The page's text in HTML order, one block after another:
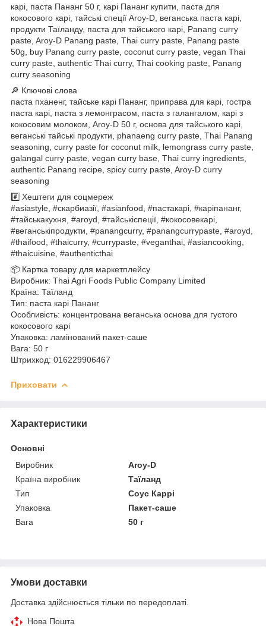
карі, паста Пананг 50 г, карі Пананг купити, паста для
кокосового карі, тайські спеції Aroy-D, веганська паста карі,
продукти Таїланду, паста для тайського карі, Panang curry
paste, Aroy-D Panang paste, Thai curry paste, Panang paste
50g, buy Panang curry paste, coconut curry paste, vegan Thai
curry paste, authentic Thai curry, Thai cooking paste, Panang
curry seasoning
🔎 Ключові слова
паста пханенг, тайське карі Пананг, приправа для карі, гостра
паста карі, паста з лемонграсом, паста з галангалом, карі з
кокосовим молоком, Aroy-D 50 г, основа для тайського карі,
веганські тайські продукти, phanaeng curry paste, Thai Panang
seasoning, curry paste for coconut milk, lemongrass curry paste,
galangal curry paste, vegan curry base, Thai curry ingredients,
authentic Panang recipe, spicy curry paste, Aroy-D curry
seasoning
#️⃣ Хештеги для соцмереж
#asiastyle, #скарбиазії, #asianfood, #пастакарі, #каріпананг,
#тайськакухня, #aroyd, #тайськіспеції, #кокосовекарі,
#веганськіпродукти, #panangcurry, #panangcurrypaste, #aroyd,
#thaifood, #thaicurry, #currypaste, #veganthai, #asiancooking,
#thaicuisine, #authenticthai
📦 Картка товару для маркетплейсу
Виробник: Thai Agri Foods Public Company Limited
Країна: Таїланд
Тип: паста карі Пананг
Особливість: концентрована веганська основа для густого
кокосового карі
Упаковка: ламінований пакет-саше
Вага: 50 г
Штрихкод: 016229906467
Приховати
Характеристики
Основні
Виробник
Aroy-D
Країна виробник
Таїланд
Тип
Соус Каррі
Упаковка
Пакет-саше
Вага
50 г
Умови доставки
Доставка здійснюється тільки по передоплаті.
Нова Пошта